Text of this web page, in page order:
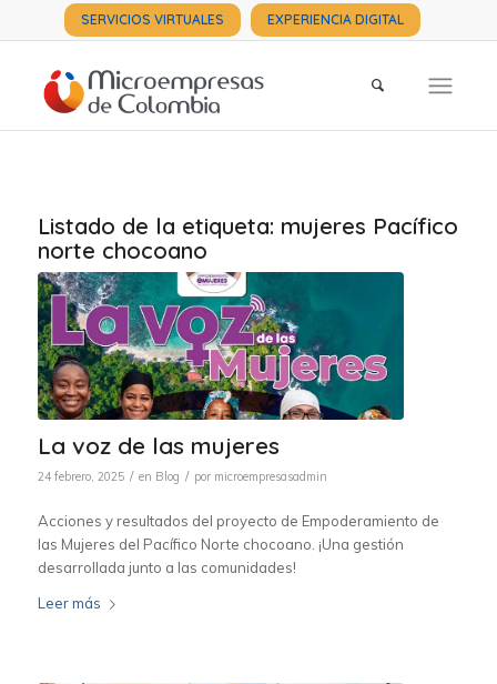
SERVICIOS VIRTUALES EXPERIENCIA DIGITAL
Listado de la etiqueta: mujeres Pacífico
norte chocoano
La voz de las mujeres
24 febrero, 2025 / en Blog / por microempresasadmin
Acciones y resultados del proyecto de Empoderamiento de
las Mujeres del Pacífico Norte chocoano. ¡Una gestión
desarrollada junto a las comunidades!
Leer más